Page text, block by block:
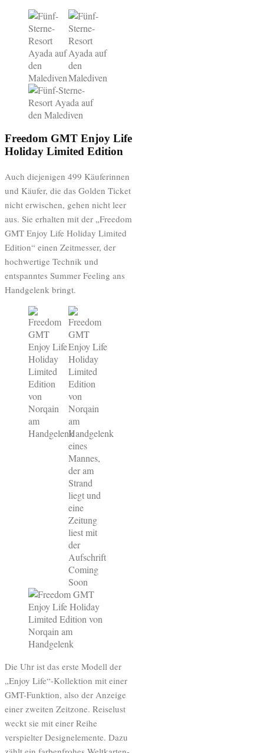
Freedom GMT Enjoy Life
Holiday Limited Edition
Auch diejenigen 499 Käuferinnen
und Käufer, die das Golden Ticket
nicht erwischen, gehen nicht leer
aus. Sie erhalten mit der „Freedom
GMT Enjoy Life Holiday Limited
Edition“ einen Zeitmesser, der
hochwertige Technik und
entspanntes Summer Feeling ans
Handgelenk bringt.
Die Uhr ist das erste Modell der
„Enjoy Life“-Kollektion mit einer
GMT-Funktion, also der Anzeige
einer zweiten Zeitzone. Reiselust
weckt sie mit einer Reihe
verspielter Designelemente. Dazu